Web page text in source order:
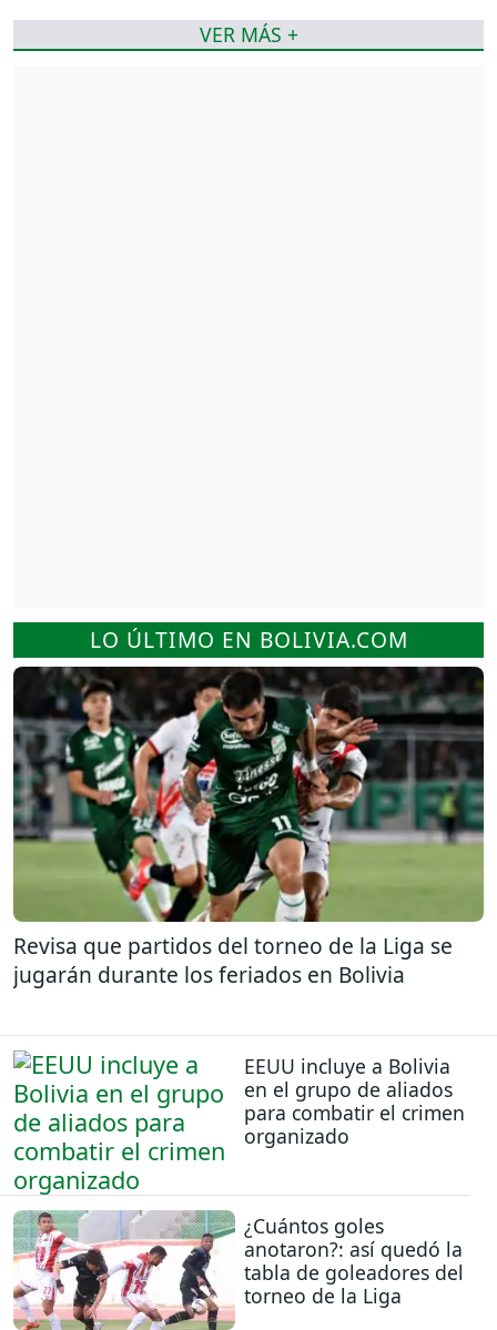
LO ÚLTIMO EN BOLIVIA.COM
Revisa que partidos del torneo de la Liga se
jugarán durante los feriados en Bolivia
EEUU incluye a Bolivia
en el grupo de aliados
para combatir el crimen
organizado
¿Cuántos goles
anotaron?: así quedó la
tabla de goleadores del
torneo de la Liga
VER MÁS +